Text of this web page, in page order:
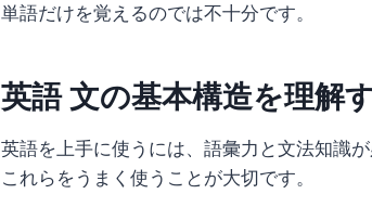
単語だけを覚えるのでは不十分です。
英語 文の基本構造を理解
英語を上手に使うには、語彙力と文法知識
これらをうまく使うことが大切です。